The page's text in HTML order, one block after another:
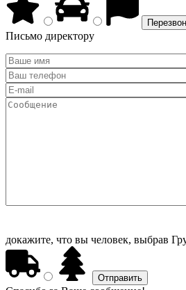
Письмо директору
докажите, что вы человек, выбрав